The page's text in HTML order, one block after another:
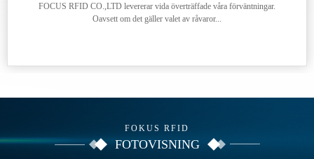
FOCUS RFID CO.,LTD levererar vida överträffade våra förväntningar.
Oavsett om det gäller valet av råvaror...
FOKUS RFID
FOTOVISNING